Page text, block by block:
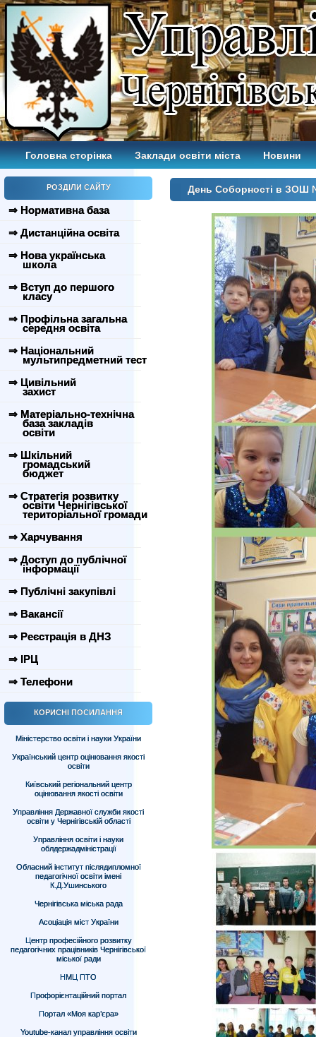
Головна сторінка Заклади освіти міста Новини
РОЗДІЛИ САЙТУ
⇒ Нормативна база
⇒ Дистанційна освіта
⇒ Нова українська
школа
⇒ Вступ до першого
класу
⇒ Профільна загальна
середня освіта
⇒ Національний
мультипредметний тест
⇒ Цивільний
захист
⇒ Матеріально-технічна
база закладів
освіти
⇒ Шкільний
громадський
бюджет
⇒ Стратегія розвитку
освіти Чернігівської
територіальної громади
⇒ Харчування
⇒ Доступ до публічної
інформації
⇒ Публічні закупівлі
⇒ Вакансії
⇒ Реєстрація в ДНЗ
⇒ ІРЦ
⇒ Телефони
КОРИСНІ ПОСИЛАННЯ
Міністерство освіти і науки України
Український центр оцінювання якості
освіти
Київський регіональний центр
оцінювання якості освіти
Управління Державної служби якості
освіти у Чернігівській області
Управління освіти і науки
облдержадміністрації
Обласний інститут післядипломної
педагогічної освіти імені
К.Д.Ушинського
Чернігівська міська рада
Асоціація міст України
Центр професійного розвитку
педагогічних працівників Чернігівської
міської ради
НМЦ ПТО
Профорієнтаційний портал
Портал «Моя кар’єра»
Youtube-канал управління освіти
День Соборності в ЗОШ